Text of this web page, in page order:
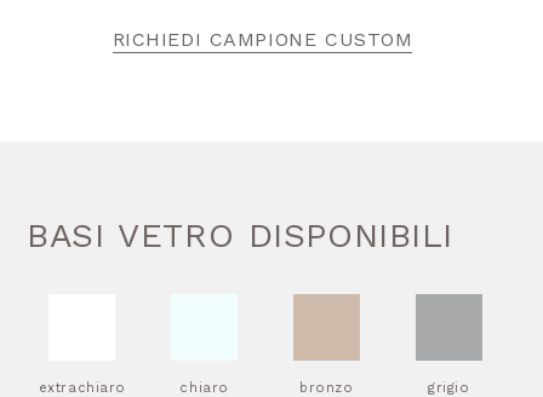
RICHIEDI CAMPIONE CUSTOM
BASI VETRO DISPONIBILI
extrachiaro chiaro bronzo grigio